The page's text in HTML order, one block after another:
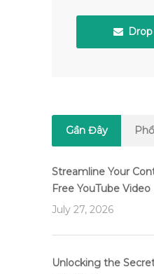
Gần Đây
Streamline Your
Free YouTube
July 27, 2026
Unlocking the